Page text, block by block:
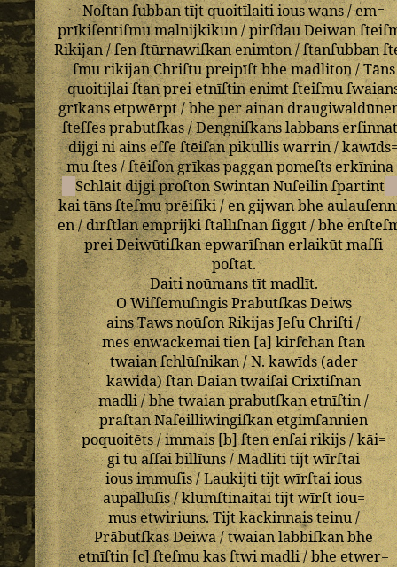
Noſtan ſubban tījt quoitīlaiti ious wans/em=
prīkiſentiſmumalnijkikun/pirſdauDeiwan
Rikijan/ſenſtūrnawiſkan enimton/ſtanſubban
ſmurikijanChriſtupreipīſtbhe madliton/Tāns
quoitijlaiſtanpreietnīſtinenimtſteiſmu
grīkansetpwērpt/bheperainan
ſteſſesprabutſkas/Dengniſkanslabbanserſinnat
dijginiains eſſeſtēiſanpikullis warrin/
muſtes/ſtēiſongrīkaspagganpomeſtserkīnina
SchlāitdijgiproſtonSwintanNuſeilinſpartint
kai tānsſteſmuprēiſiki/en gijwanbhe
en/dīrſtlanemprijkiſtallīſnanſiggīt/bhe
preiDeiwūtiſkan epwarīſnan erlaikūtmaſſi
poſtāt.
Daitinoūmanstītmadlīt.
OWiſſemuſīngisPrābutſkasDeiws
ainsTawsnoūſonRikijasJeſu Chriſti/
mesenwackēmaitien[a]kirſchanſtan
twaianſchlūſnikan/N.kawīds(ader
kawida)ſtanDāian twaiſai Crixtiſnan
madli/bhetwaianprabutſkan etnīſtin/
praſtanNaſeilliwingiſkan etgimſannien
poquoitēts/immais[b]ſtenenſairikijs/kāi=
gi tuaſſai billīuns/Madlititijtwīrſtai
iousimmuſis/Laukijtitijt wīrſtai ious
aupalluſis/klumſtinaitaitijtwīrſtiou=
musetwiriuns.Tijtkackinnaisteinu/
PrābutſkasDeiwa/twaianlabbiſkanbhe
etnīſtin[c]ſteſmu kasſtwimadli/bheetwer=